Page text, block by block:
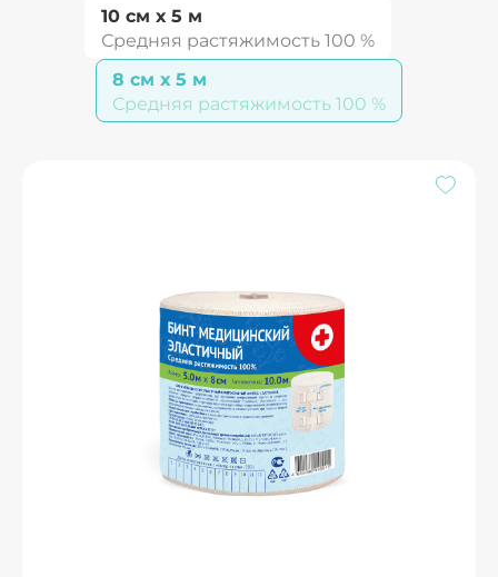
10 см х 5 м
Средняя растяжимость 100 %
8 см х 5 м
Средняя растяжимость 100 %